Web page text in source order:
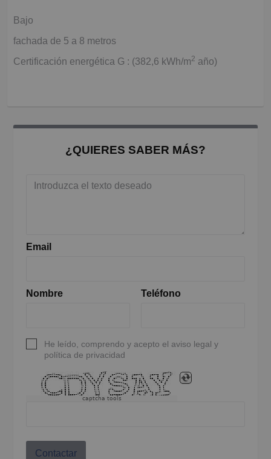
Bajo
fachada de 5 a 8 metros
Certificación energética G : (382,6 kWh/m2 año)
¿QUIERES SABER MÁS?
Email
Nombre Teléfono
He leído, comprendo y acepto el aviso legal y
política de privacidad
captcha tools
Contactar